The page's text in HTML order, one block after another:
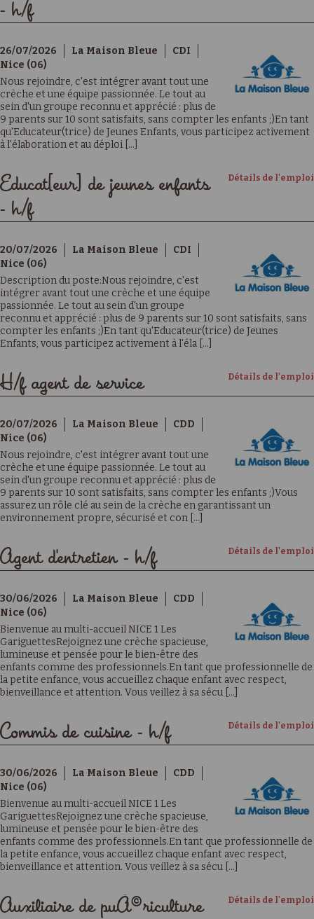
- h/f
26/07/2026 La Maison Bleue
CDI
Nice (06)
Nous rejoindre, c'est intégrer avant tout une
crèche et une équipe passionnée. Le tout au
sein d'un groupe reconnu et apprécié : plus de
9 parents sur 10 sont satisfaits, sans compter les enfants ;)En tant
qu'Educateur(trice) de Jeunes Enfants, vous participez activement
à l'élaboration et au déploi [...]
Détails de l'emploi
Educat[eur] de jeunes enfants
- h/f
20/07/2026 La Maison Bleue
CDI
Nice (06)
Description du poste:Nous rejoindre, c'est
intégrer avant tout une crèche et une équipe
passionnée. Le tout au sein d'un groupe
reconnu et apprécié : plus de 9 parents sur 10 sont satisfaits, sans
compter les enfants ;)En tant qu'Educateur(trice) de Jeunes
Enfants, vous participez activement à l'éla [...]
Détails de l'emploi
H/f agent de service
20/07/2026 La Maison Bleue
CDD
Nice (06)
Nous rejoindre, c'est intégrer avant tout une
crèche et une équipe passionnée. Le tout au
sein d'un groupe reconnu et apprécié : plus de
9 parents sur 10 sont satisfaits, sans compter les enfants ;)Vous
assurez un rôle clé au sein de la crèche en garantissant un
environnement propre, sécurisé et con [...]
Détails de l'emploi
Agent d'entretien - h/f
30/06/2026 La Maison Bleue
CDD
Nice (06)
Bienvenue au multi-accueil NICE 1 Les
GariguettesRejoignez une crèche spacieuse,
lumineuse et pensée pour le bien-être des
enfants comme des professionnels.En tant que professionnelle de
la petite enfance, vous accueillez chaque enfant avec respect,
bienveillance et attention. Vous veillez à sa sécu [...]
Détails de l'emploi
Commis de cuisine - h/f
30/06/2026 La Maison Bleue
CDD
Nice (06)
Bienvenue au multi-accueil NICE 1 Les
GariguettesRejoignez une crèche spacieuse,
lumineuse et pensée pour le bien-être des
enfants comme des professionnels.En tant que professionnelle de
la petite enfance, vous accueillez chaque enfant avec respect,
bienveillance et attention. Vous veillez à sa sécu [...]
Détails de l'emploi
Auxiliaire de puÃ©riculture